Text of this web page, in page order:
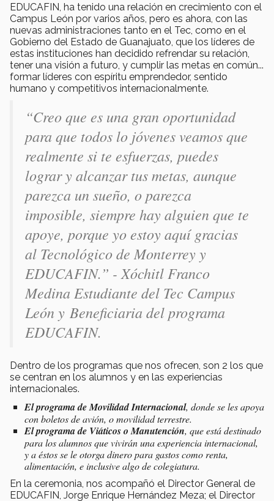
EDUCAFIN, ha tenido una relación en crecimiento con el
Campus León por varios años, pero es ahora, con las
nuevas administraciones tanto en el Tec, como en el
Gobierno del Estado de Guanajuato, que los líderes de
estas instituciones han decidido refrendar su relación,
tener una visión a futuro, y cumplir las metas en común...
formar líderes con espíritu emprendedor, sentido
humano y competitivos internacionalmente.
“Creo que es una gran oportunidad
para que todos lo jóvenes veamos que
realmente si te esfuerzas, puedes
lograr y alcanzar tus metas, aunque
parezca un sueño, o parezca
imposible, siempre hay alguien que te
apoye, porque yo estoy aquí gracias
al Tecnológico de Monterrey y
EDUCAFIN.” - Xóchitl Franco
Medina Estudiante del Tec Campus
León y Beneficiaria del programa
EDUCAFIN.
Dentro de los programas que nos ofrecen, son 2 los que
se centran en los alumnos y en las experiencias
internacionales.
El programa de Movilidad Internacional, donde se les apoya
con boletos de avión, o movilidad terrestre.
El programa de Viáticos o Manutención, que está destinado
para los alumnos que vivirán una experiencia internacional,
y a éstos se le otorga dinero para gastos como renta,
alimentación, e inclusive algo de colegiatura.
En la ceremonia, nos acompañó el Director General de
EDUCAFIN, Jorge Enrique Hernández Meza; el Director